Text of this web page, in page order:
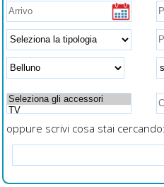
oppure scrivi cosa stai cercando: